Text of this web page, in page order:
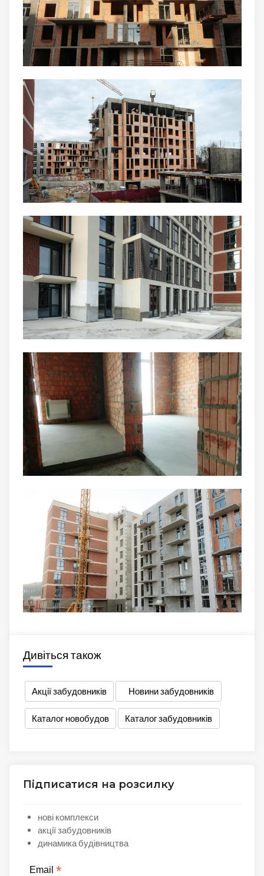
Дивіться також
Акції забудовників Новини забудовників
Каталог новобудов Каталог забудовників
Підписатися на розсилку
нові комплекси
акції забудовників
динамика будівництва
Email *